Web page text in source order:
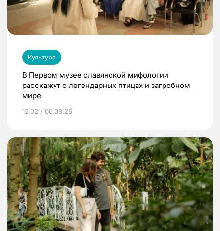
Культура
В Первом музее славянской мифологии
расскажут о легендарных птицах и загробном
мире
12:02 / 06.08.26